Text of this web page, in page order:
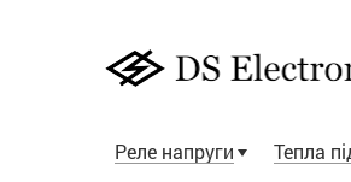
Реле напруги Тепла